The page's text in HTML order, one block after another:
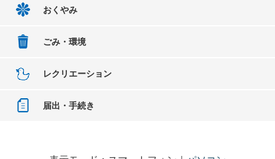
おくやみ
ごみ・環境
レクリエーション
届出・手続き